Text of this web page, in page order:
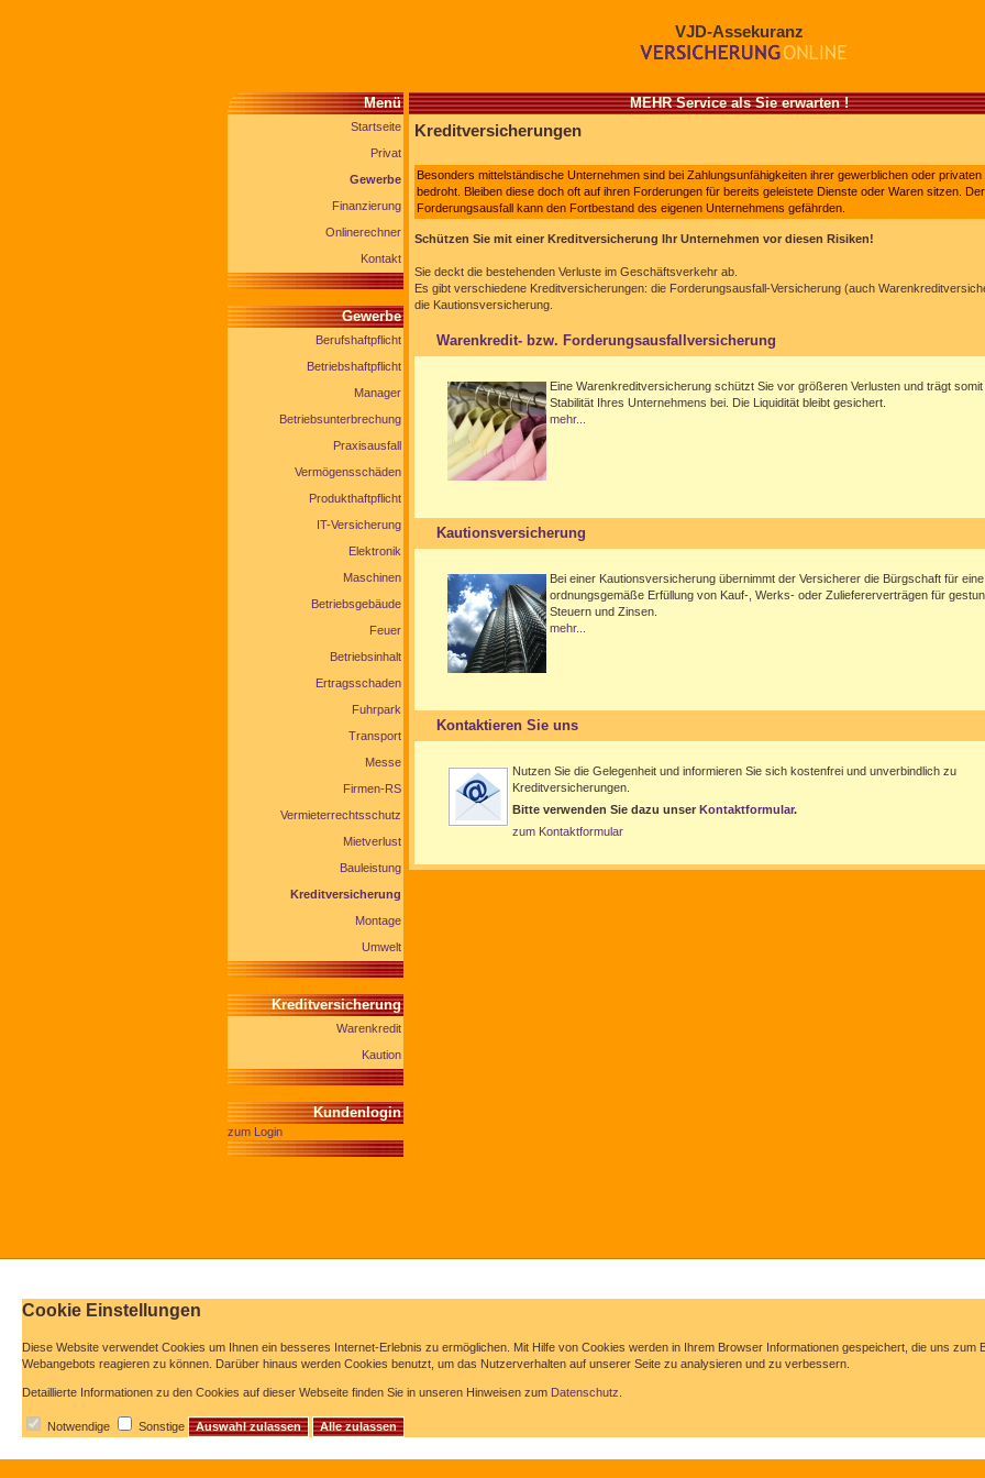
VJD-Assekuranz
Menü
Startseite
Privat
Gewerbe
Finanzierung
Onlinerechner
Kontakt
Gewerbe
Berufshaftpflicht
Betriebshaftpflicht
Manager
Betriebsunterbrechung
Praxisausfall
Vermögensschäden
Produkthaftpflicht
IT-Versicherung
Elektronik
Maschinen
Betriebsgebäude
Feuer
Betriebsinhalt
Ertragsschaden
Fuhrpark
Transport
Messe
Firmen-RS
Vermieterrechtsschutz
Mietverlust
Bauleistung
Kreditversicherung
Montage
Umwelt
Kreditversicherung
Warenkredit
Kaution
Kundenlogin
zum Login
MEHR Service als Sie erwarten !
Kreditversicherungen
Besonders mittelständische Unternehmen sind bei Zahlungsunfähigkeiten ihrer gewerblichen oder privaten
bedroht. Bleiben diese doch oft auf ihren Forderungen für bereits geleistete Dienste oder Waren sitzen. Der
Forderungsausfall kann den Fortbestand des eigenen Unternehmens gefährden.
Schützen Sie mit einer Kreditversicherung Ihr Unternehmen vor diesen Risiken!
Sie deckt die bestehenden Verluste im Geschäftsverkehr ab.
Es gibt verschiedene Kreditversicherungen: die Forderungsausfall-Versicherung (auch
die Kautionsversicherung.
Warenkredit- bzw. Forderungsausfallversicherung
Eine Warenkreditversicherung schützt Sie vor größeren Verlusten und trägt
Stabilität Ihres Unternehmens bei. Die Liquidität bleibt gesichert.
mehr...
Kautionsversicherung
Bei einer Kautionsversicherung übernimmt der Versicherer die Bürgschaft für eine
ordnungsgemäße Erfüllung von Kauf-, Werks- oder Zuliefererverträgen für
Steuern und Zinsen.
mehr...
Kontaktieren Sie uns
Nutzen Sie die Gelegenheit und informieren Sie sich kostenfrei und unverbindlich zu
Kreditversicherungen.
Bitte verwenden Sie dazu unser Kontaktformular.
zum Kontaktformular
Cookie Einstellungen
Diese Website verwendet Cookies um Ihnen ein besseres Internet-Erlebnis zu ermöglichen. Mit Hilfe von Cookies werden in Ihrem Browser Informationen gespeichert, die uns
Webangebots reagieren zu können. Darüber hinaus werden Cookies benutzt, um das Nutzerverhalten auf unserer Seite zu analysieren und zu verbessern.
Detaillierte Informationen zu den Cookies auf dieser Webseite finden Sie in unseren Hinweisen zum Datenschutz
Notwendige Sonstige Auswahl zulassen Alle zulassen